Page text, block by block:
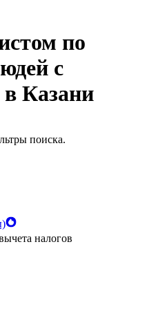
по
с
Казани
поиска.
налогов